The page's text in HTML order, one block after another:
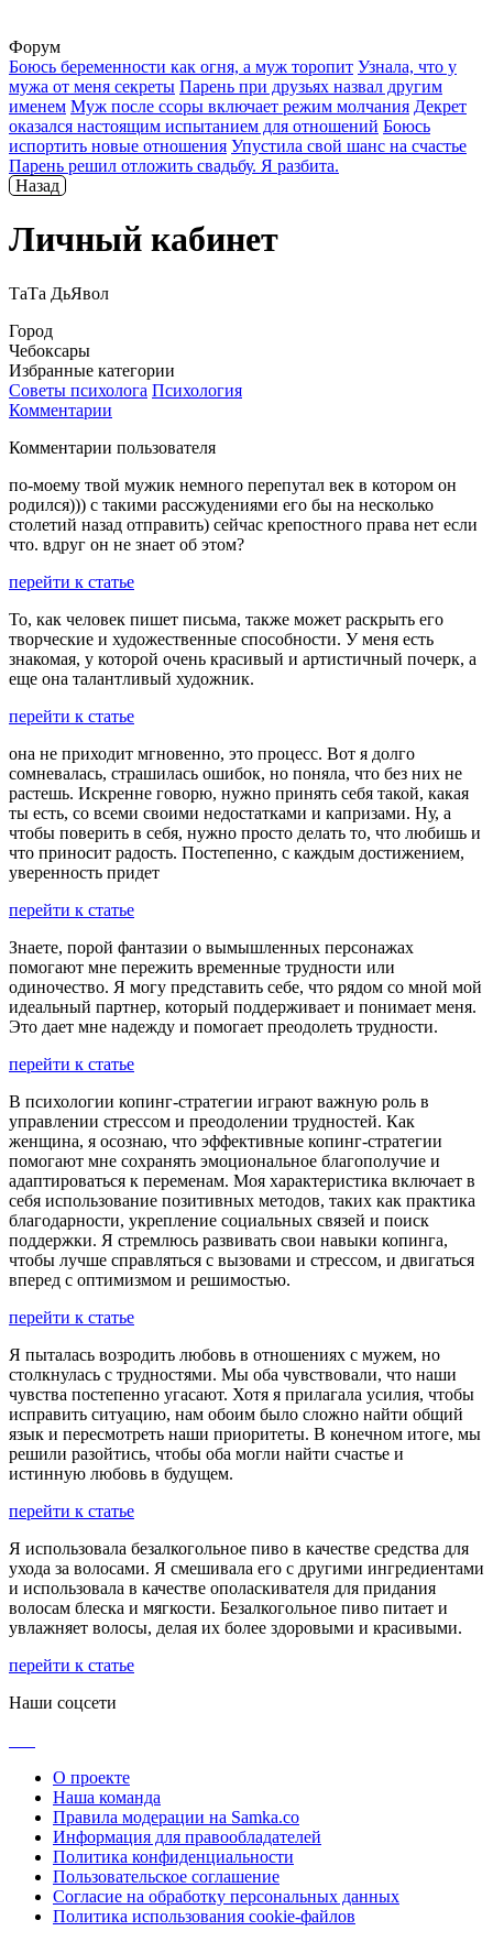
Форум
Боюсь беременности как огня, а муж торопит Узнала, что у
мужа от меня секреты Парень при друзьях назвал другим
именем Муж после ссоры включает режим молчания Декрет
оказался настоящим испытанием для отношений Боюсь
испортить новые отношения Упустила свой шанс на счастье
Парень решил отложить свадьбу. Я разбита.
Назад
Личный кабинет
ТаТа ДьЯвол
Город
Чебоксары
Избранные категории
Советы психолога Психология
Комментарии
Комментарии пользователя
по-моему твой мужик немного перепутал век в котором он
родился))) с такими рассжудениями его бы на несколько
столетий назад отправить) сейчас крепостного права нет если
что. вдруг он не знает об этом?
перейти к статье
То, как человек пишет письма, также может раскрыть его
творческие и художественные способности. У меня есть
знакомая, у которой очень красивый и артистичный почерк, а
еще она талантливый художник.
перейти к статье
она не приходит мгновенно, это процесс. Вот я долго
сомневалась, страшилась ошибок, но поняла, что без них не
растешь. Искренне говорю, нужно принять себя такой, какая
ты есть, со всеми своими недостатками и капризами. Ну, а
чтобы поверить в себя, нужно просто делать то, что любишь и
что приносит радость. Постепенно, с каждым достижением,
уверенность придет
перейти к статье
Знаете, порой фантазии о вымышленных персонажах
помогают мне пережить временные трудности или
одиночество. Я могу представить себе, что рядом со мной мой
идеальный партнер, который поддерживает и понимает меня.
Это дает мне надежду и помогает преодолеть трудности.
перейти к статье
В психологии копинг-стратегии играют важную роль в
управлении стрессом и преодолении трудностей. Как
женщина, я осознаю, что эффективные копинг-стратегии
помогают мне сохранять эмоциональное благополучие и
адаптироваться к переменам. Моя характеристика включает в
себя использование позитивных методов, таких как практика
благодарности, укрепление социальных связей и поиск
поддержки. Я стремлюсь развивать свои навыки копинга,
чтобы лучше справляться с вызовами и стрессом, и двигаться
вперед с оптимизмом и решимостью.
перейти к статье
Я пыталась возродить любовь в отношениях с мужем, но
столкнулась с трудностями. Мы оба чувствовали, что наши
чувства постепенно угасают. Хотя я прилагала усилия, чтобы
исправить ситуацию, нам обоим было сложно найти общий
язык и пересмотреть наши приоритеты. В конечном итоге, мы
решили разойтись, чтобы оба могли найти счастье и
истинную любовь в будущем.
перейти к статье
Я использовала безалкогольное пиво в качестве средства для
ухода за волосами. Я смешивала его с другими ингредиентами
и использовала в качестве ополаскивателя для придания
волосам блеска и мягкости. Безалкогольное пиво питает и
увлажняет волосы, делая их более здоровыми и красивыми.
перейти к статье
Наши соцсети
О проекте
Наша команда
Правила модерации на Samka.co
Информация для правообладателей
Политика конфиденциальности
Пользовательское соглашение
Согласие на обработку персональных данных
Политика использования cookie-файлов